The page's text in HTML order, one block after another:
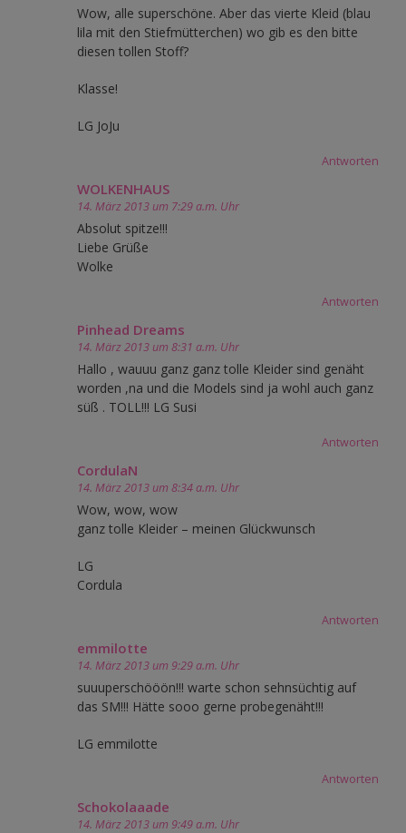
Wow, alle superschöne. Aber das vierte Kleid (blau
lila mit den Stiefmütterchen) wo gib es den bitte
diesen tollen Stoff?
Klasse!
LG JoJu
Antworten
WOLKENHAUS
14. März 2013 um 7:29 a.m. Uhr
Absolut spitze!!!
Liebe Grüße
Wolke
Antworten
Pinhead Dreams
14. März 2013 um 8:31 a.m. Uhr
Hallo , wauuu ganz ganz tolle Kleider sind genäht
worden ,na und die Models sind ja wohl auch ganz
süß . TOLL!!! LG Susi
Antworten
CordulaN
14. März 2013 um 8:34 a.m. Uhr
Wow, wow, wow
ganz tolle Kleider – meinen Glückwunsch
LG
Cordula
Antworten
emmilotte
14. März 2013 um 9:29 a.m. Uhr
suuuperschööön!!! warte schon sehnsüchtig auf
das SM!!! Hätte sooo gerne probegenäht!!!
LG emmilotte
Antworten
Schokolaaade
14. März 2013 um 9:49 a.m. Uhr